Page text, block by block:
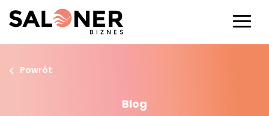
Powrót
Blog